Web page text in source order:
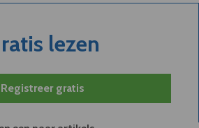
lezen
Registreer gratis